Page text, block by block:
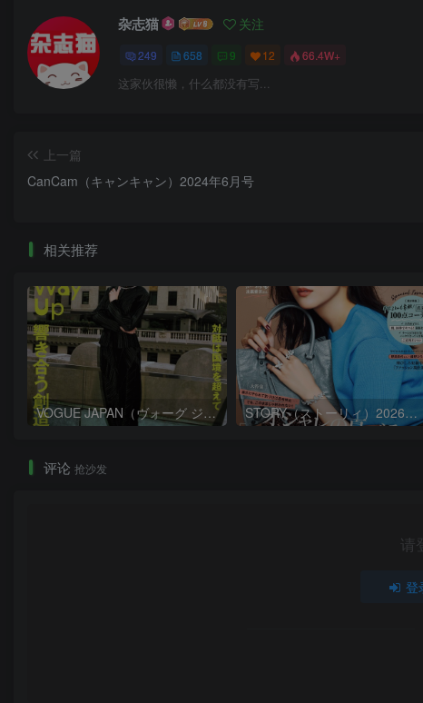
杂志猫 关注
249 658 9 12 66.4W+
这家伙很懒，什么都没有写...
上一篇
CanCam（キャンキャン）2024年6月号
相关推荐
VOGUE JAPAN（ヴォーグ ジャパン）2026年9月号 STORY（ストーリィ）2026年9月号
评论 抢沙发
请
登